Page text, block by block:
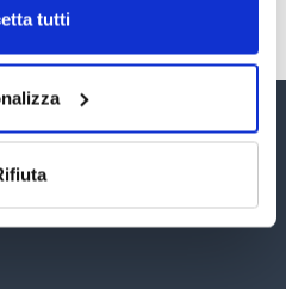
tutti